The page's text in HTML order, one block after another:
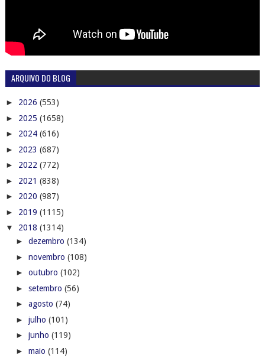
ARQUIVO DO BLOG
► 2026 (553)
► 2025 (1658)
► 2024 (616)
► 2023 (687)
► 2022 (772)
► 2021 (838)
► 2020 (987)
► 2019 (1115)
▼ 2018 (1314)
► dezembro (134)
► novembro (108)
► outubro (102)
► setembro (56)
► agosto (74)
► julho (101)
► junho (119)
► maio (114)